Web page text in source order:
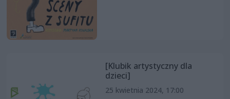
[Klubik artystyczny dla
dzieci]
25 kwietnia 2024, 17:00